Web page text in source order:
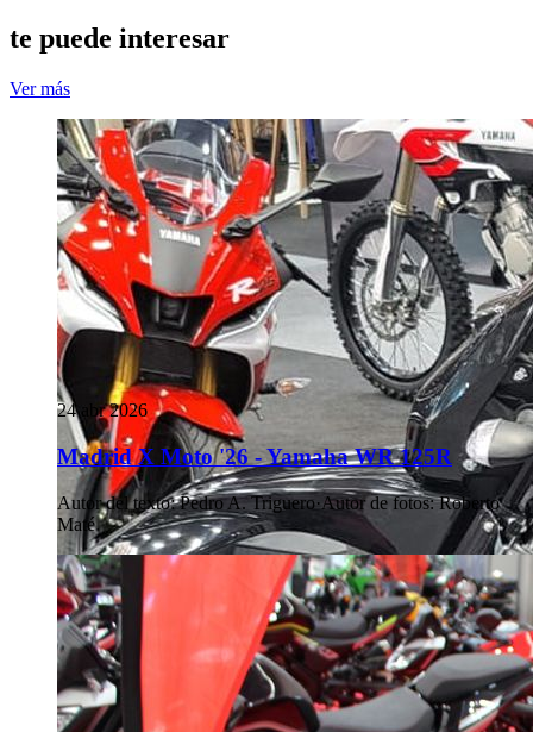
te puede interesar
Ver más
24 abr 2026
Madrid X Moto '26 - Yamaha WR 125R
Autor del texto: Pedro A. Triguero· Autor de fotos: Roberto
Maté